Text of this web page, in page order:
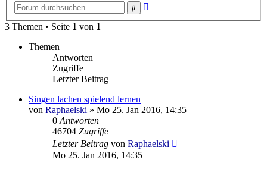
Suche
3 Themen • Seite 1 von 1
Themen
Antworten
Zugriffe
Letzter Beitrag
Singen lachen spielend lernen
von Raphaelski » Mo 25. Jan 2016, 14:35
0 Antworten
46704 Zugriffe
Letzter Beitrag von Raphaelski
Mo 25. Jan 2016, 14:35